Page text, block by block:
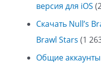
версия для iOS
Скачать Null’s
Brawl Stars (1
Общие